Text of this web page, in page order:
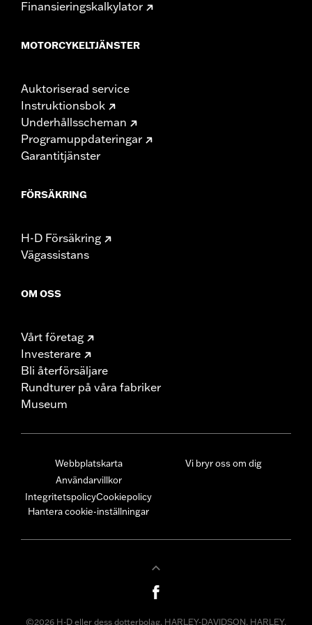
Finansieringskalkylator
MOTORCYKELTJÄNSTER
Auktoriserad service
Instruktionsbok
Underhållsscheman
Programuppdateringar
Garantitjänster
FÖRSÄKRING
H-D Försäkring
Vägassistans
OM OSS
Vårt företag
Investerare
Bli återförsäljare
Rundturer på våra fabriker
Museum
Webbplatskarta
Användarvillkor
IntegritetspolicyCookiepolicy
Hantera cookie-inställningar
Vi bryr oss om dig
©2026 H-D eller dess dotterbolag. HARLEY-DAVIDSON, HARLEY,